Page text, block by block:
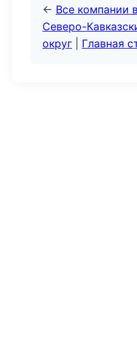
← Все компании
Северо-
округ
Главная